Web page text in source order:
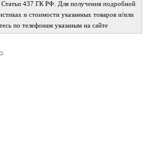
437 ГК РФ. Для получения подробной
и стоимости указанных товаров и/или
по телефонам указаным на сайте